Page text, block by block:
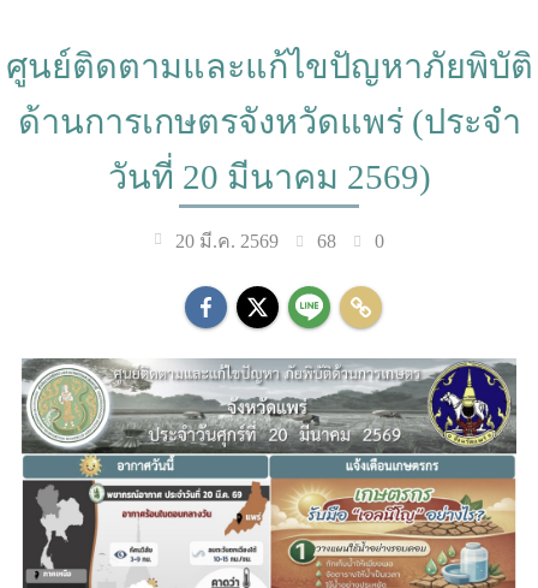
ศูนย์ติดตามและแก้ไขปัญหาภัยพิบัติ
ด้านการเกษตรจังหวัดแพร่ (ประจำ
วันที่ 20 มีนาคม 2569)
20 มี.ค. 2569 68 0